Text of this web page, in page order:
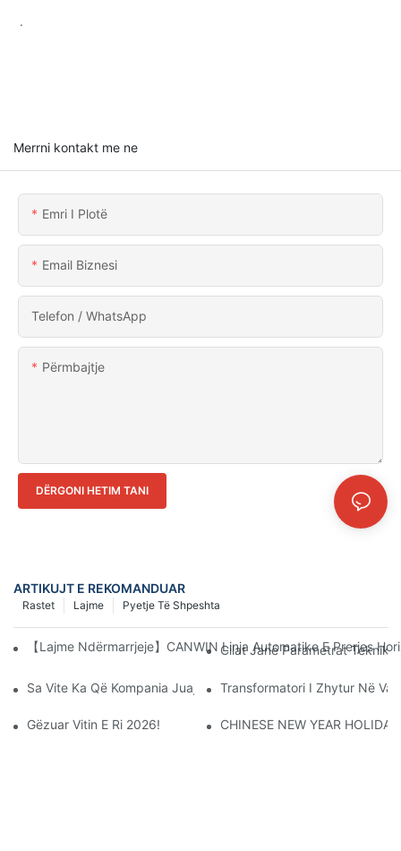
.
Merrni kontakt me ne
Emri I Plotë
Email Biznesi
Telefon / WhatsApp
Përmbajtje
DËRGONI HETIM TANI
ARTIKUJT E REKOMANDUAR
Pyetje Të Shpeshta
Lajme
Rastet
【Lajme Ndërmarrjeje】CANWIN Linja Automatike E Prerjes
Cilat Janë Parametrat
Sa Vite Ka Që Kompania Juaj Prodhon Këtë Lloj Pajisjeje?
Transformatori I Zhytur Në
Gëzuar Vitin E Ri 2026! CHINESE NEW YEAR